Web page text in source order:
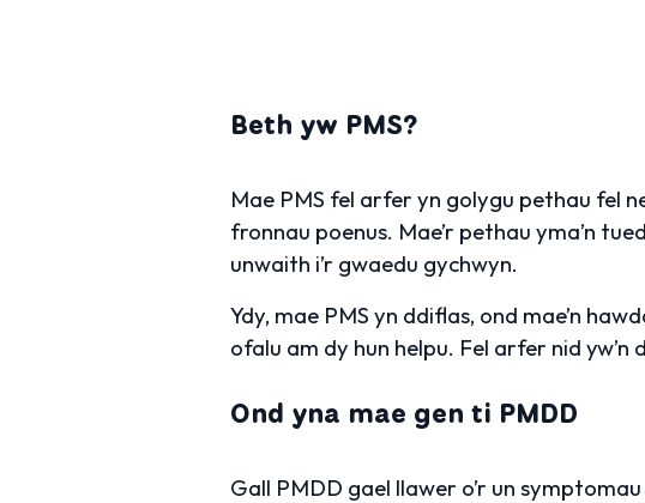
Beth yw PMS?
Mae PMS fel arfer yn golygu pethau fel
fronnau poenus. Mae’r pethau yma’n
unwaith i’r gwaedu gychwyn.
Ydy, mae PMS yn ddiflas, ond mae’n
ofalu am dy hun helpu. Fel arfer nid
Ond yna mae gen ti PMDD
Gall PMDD gael llawer o’r un